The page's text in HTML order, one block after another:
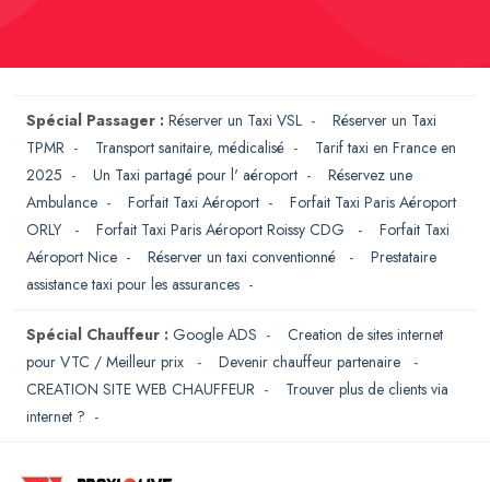
Spécial Passager : Réserver un Taxi VSL - Réserver un Taxi
TPMR - Transport sanitaire, médicalisé - Tarif taxi en France en
2025 - Un Taxi partagé pour l' aéroport - Réservez une
Ambulance - Forfait Taxi Aéroport - Forfait Taxi Paris Aéroport
ORLY
- Forfait Taxi Paris Aéroport Roissy CDG - Forfait Taxi
Aéroport Nice - Réserver un taxi conventionné - Prestataire
assistance taxi pour les assurances -
Spécial Chauffeur : Google ADS - Creation de sites internet
pour VTC / Meilleur prix
- Devenir chauffeur partenaire
-
CREATION SITE WEB CHAUFFEUR - Trouver plus de clients via
internet ? -